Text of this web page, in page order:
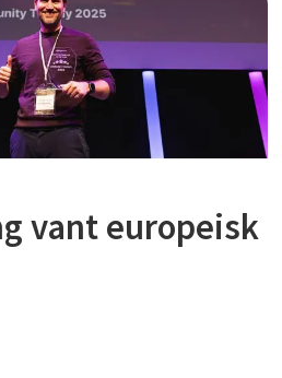
vant europeisk